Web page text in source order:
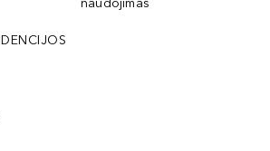
naudojimas